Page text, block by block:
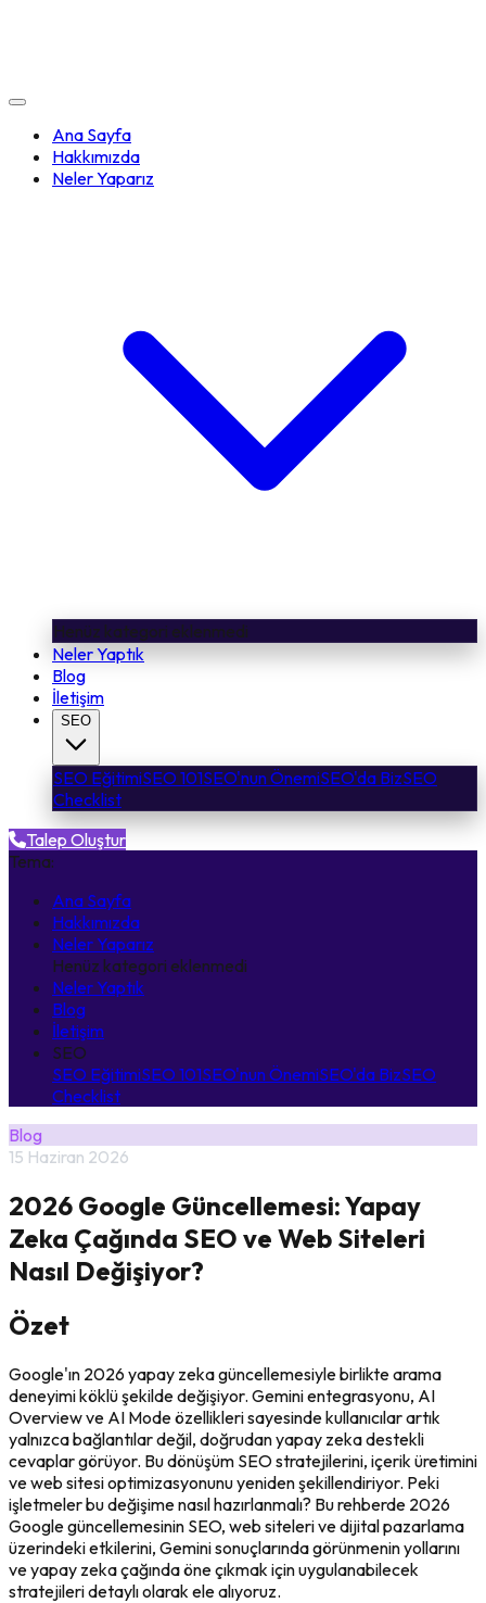
Ana Sayfa
Hakkımızda
Neler Yaparız
Henüz kategori eklenmedi
Neler Yaptık
Blog
İletişim
SEO
SEO EğitimiSEO 101SEO'nun ÖnemiSEO'da BizSEO
Checklist
Talep Oluştur
Tema:
Ana Sayfa
Hakkımızda
Neler Yaparız
Henüz kategori eklenmedi
Neler Yaptık
Blog
İletişim
SEO
SEO EğitimiSEO 101SEO'nun ÖnemiSEO'da BizSEO
Checklist
Blog
15 Haziran 2026
2026 Google Güncellemesi: Yapay
Zeka Çağında SEO ve Web Siteleri
Nasıl Değişiyor?
Özet
Google'ın 2026 yapay zeka güncellemesiyle birlikte arama
deneyimi köklü şekilde değişiyor. Gemini entegrasyonu, AI
Overview ve AI Mode özellikleri sayesinde kullanıcılar artık
yalnızca bağlantılar değil, doğrudan yapay zeka destekli
cevaplar görüyor. Bu dönüşüm SEO stratejilerini, içerik üretimini
ve web sitesi optimizasyonunu yeniden şekillendiriyor. Peki
işletmeler bu değişime nasıl hazırlanmalı? Bu rehberde 2026
Google güncellemesinin SEO, web siteleri ve dijital pazarlama
üzerindeki etkilerini, Gemini sonuçlarında görünmenin yollarını
ve yapay zeka çağında öne çıkmak için uygulanabilecek
stratejileri detaylı olarak ele alıyoruz.